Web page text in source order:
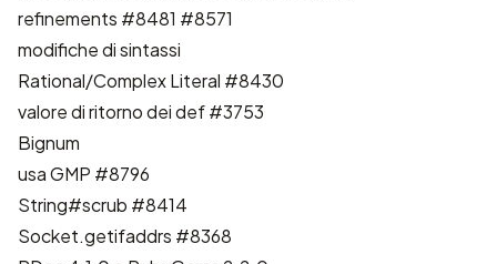
refinements #8481 #8571
modifiche di sintassi
Rational/Complex Literal #8430
valore di ritorno dei def#3753
Bignum
usa GMP #8796
String#scrub #8414
Socket.getifaddrs #8368